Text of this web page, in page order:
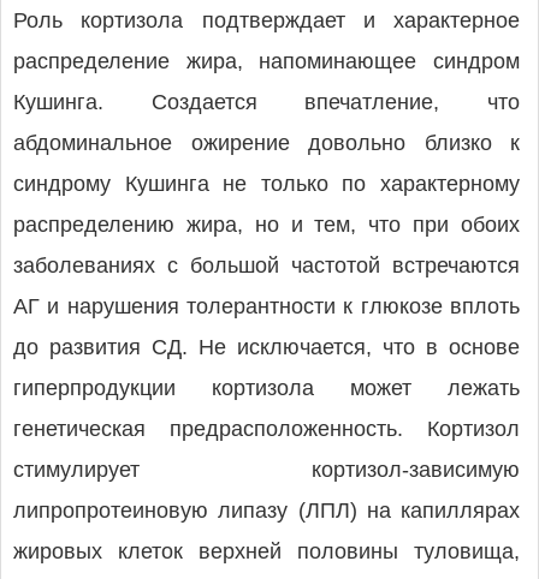
Роль кортизола подтверждает и характерное
распределение жира, напоминающее синдром
Кушинга. Создается впечатление, что
абдоминальное ожирение довольно близко к
синдрому Кушинга не только по характерному
распределению жира, но и тем, что при обоих
заболеваниях с большой частотой встречаются
АГ и нарушения толерантности к глюкозе вплоть
до развития СД. Не исключается, что в основе
гиперпродукции кортизола может лежать
генетическая предрасположенность. Кортизол
стимулирует кортизол-зависимую
липропротеиновую липазу (ЛПЛ) на капиллярах
жировых клеток верхней половины туловища,